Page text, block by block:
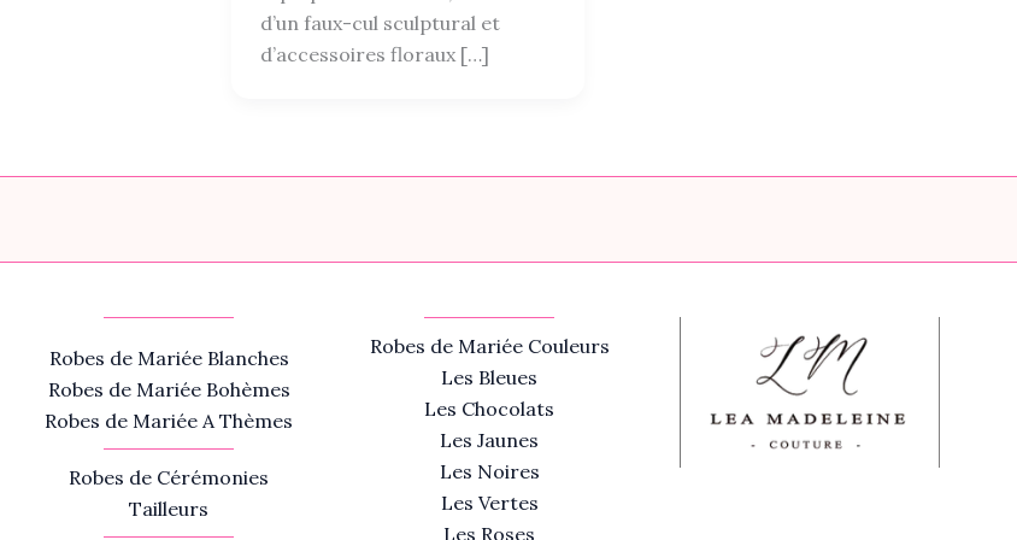
d’un faux-cul sculptural et
d’accessoires floraux […]
Robes de Mariée Blanches
Robes de Mariée Bohèmes
Robes de Mariée A Thèmes
Robes de Cérémonies
Tailleurs
Robes de Mariée Couleurs
Les Bleues
Les Chocolats
Les Jaunes
Les Noires
Les Vertes
Les Roses